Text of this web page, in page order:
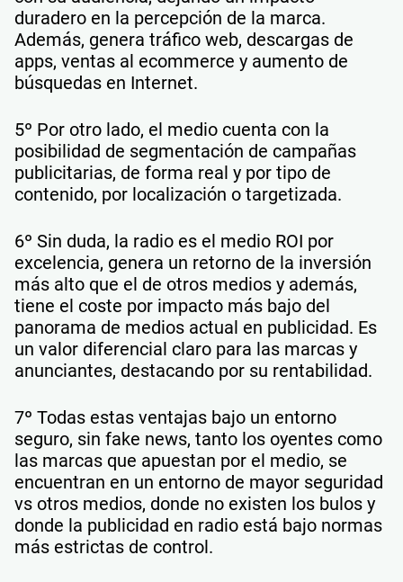
duradero en la percepción de la marca.
Además, genera tráfico web, descargas de
apps, ventas al ecommerce y aumento de
búsquedas en Internet.
5º Por otro lado, el medio cuenta con la
posibilidad de segmentación de campañas
publicitarias, de forma real y por tipo de
contenido, por localización o targetizada.
6º Sin duda, la radio es el medio ROI por
excelencia, genera un retorno de la inversión
más alto que el de otros medios y además,
tiene el coste por impacto más bajo del
panorama de medios actual en publicidad. Es
un valor diferencial claro para las marcas y
anunciantes, destacando por su rentabilidad.
7º Todas estas ventajas bajo un entorno
seguro, sin fake news, tanto los oyentes como
las marcas que apuestan por el medio, se
encuentran en un entorno de mayor seguridad
vs otros medios, donde no existen los bulos y
donde la publicidad en radio está bajo normas
más estrictas de control.